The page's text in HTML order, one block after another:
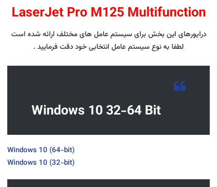
LaserJet Pro M125 Multifunction
درایورهای این بخش برای سیستم عامل های مختلف ارائه شده است
لطفا به نوع سیستم عامل انتخابی خود دقت فرمایید .
Windows 10 32-64 Bit
(Windows 10 (64-bit
(Windows 10 (32-bit